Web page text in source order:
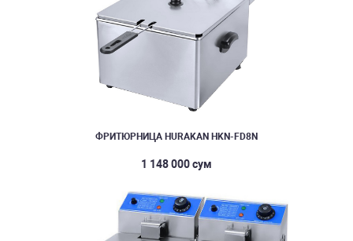
ФРИТЮРНИЦА HURAKAN HKN-FD8N
1 148 000 сум